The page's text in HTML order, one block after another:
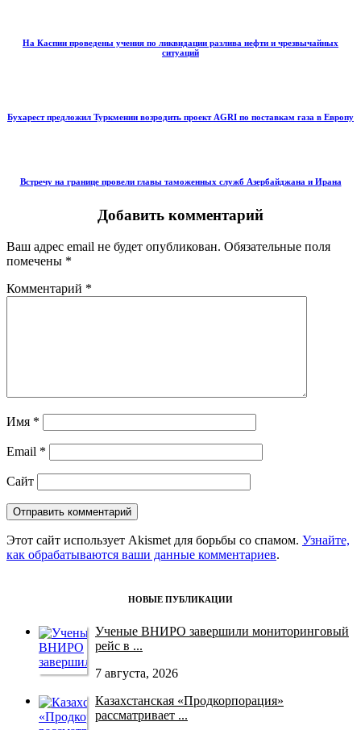
На Каспии проведены учения по ликвидации разлива нефти и чрезвычайных
ситуаций
Бухарест предложил Туркмении возродить проект AGRI по поставкам газа в Европу
Встречу на границе провели главы таможенных служб Азербайджана и Ирана
Добавить комментарий
Ваш адрес email не будет опубликован. Обязательные поля
помечены *
Комментарий *
Имя *
Email *
Сайт
Этот сайт использует Akismet для борьбы со спамом. Узнайте,
как обрабатываются ваши данные комментариев.
НОВЫЕ ПУБЛИКАЦИИ
Ученые ВНИРО завершили мониторинговый
рейс в ...
7 августа, 2026
Казахстанская «Продкорпорация»
рассматривает ...